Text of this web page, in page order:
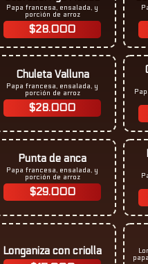
Papa francesa, ensalada, y
porción de arroz
$28.000
Chuleta Valluna
Papa francesa, ensalada, y
porción de arroz
$28.000
Punta de anca
Papa francesa, ensalada, y
porción de arroz​
$29.000
Longaniza con criolla